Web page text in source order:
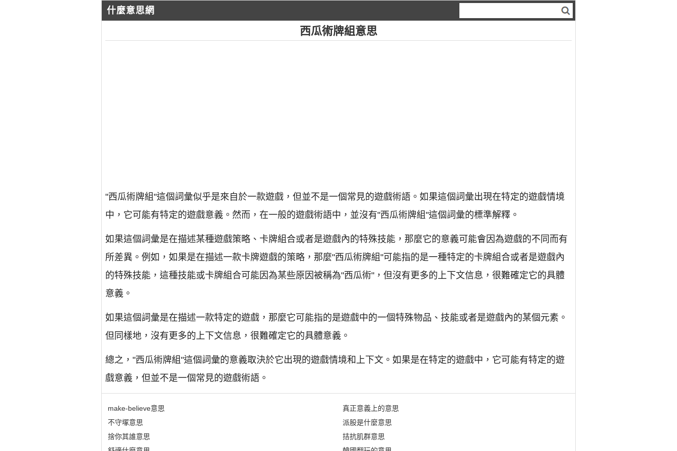
什麼意思網
西瓜術牌組意思
"西瓜術牌組"這個詞彙似乎是來自於一款遊戲，但並不是一個常見的遊戲術語。如果這個詞彙出現在特定的遊戲情境
中，它可能有特定的遊戲意義。然而，在一般的遊戲術語中，並沒有"西瓜術牌組"這個詞彙的標準解釋。
如果這個詞彙是在描述某種遊戲策略、卡牌組合或者是遊戲內的特殊技能，那麼它的意義可能會因為遊戲的不同而有
所差異。例如，如果是在描述一款卡牌遊戲的策略，那麼"西瓜術牌組"可能指的是一種特定的卡牌組合或者是遊戲內
的特殊技能，這種技能或卡牌組合可能因為某些原因被稱為"西瓜術"，但沒有更多的上下文信息，很難確定它的具體
意義。
如果這個詞彙是在描述一款特定的遊戲，那麼它可能指的是遊戲中的一個特殊物品、技能或者是遊戲內的某個元素。
但同樣地，沒有更多的上下文信息，很難確定它的具體意義。
總之，"西瓜術牌組"這個詞彙的意義取決於它出現的遊戲情境和上下文。如果是在特定的遊戲中，它可能有特定的遊
戲意義，但並不是一個常見的遊戲術語。
make-believe意思
不守塚意思
捨你其誰意思
真正意義上的意思
派股是什麼意思
拮抗肌群意思